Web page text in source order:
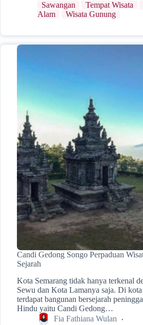
Sawangan Tempat Wisata
Alam
Wisata Gunung
Candi Gedong Songo Perpaduan
Sejarah
Kota Semarang tidak hanya terkenal
Sewu dan Kota Lamanya saja. Di
terdapat bangunan bersejarah
Hindu yaitu Candi Gedong…
Fia Fathiana Wulan